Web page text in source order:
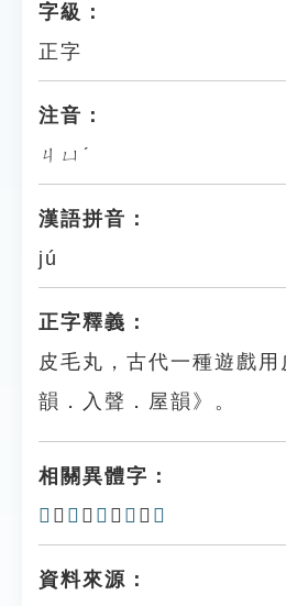
字級：
正字
注音：
ㄐㄩˊ
漢語拼音：
jú
正字釋義：
皮毛丸，古代一種遊戲
韻．入聲．屋韻》。
相關異體字：
𣮴 、 毩 、 𣮕 、 𣮓 、 𣯲
資料來源：